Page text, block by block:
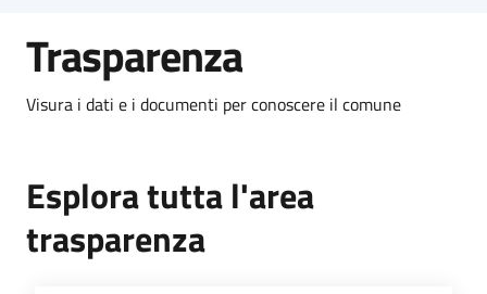
Trasparenza
Visura i dati e i documenti per conoscere il comune
Esplora tutta l'area
trasparenza